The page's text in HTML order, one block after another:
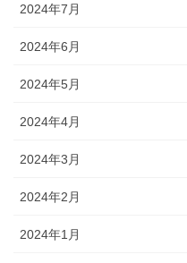
2024年7月
2024年6月
2024年5月
2024年4月
2024年3月
2024年2月
2024年1月